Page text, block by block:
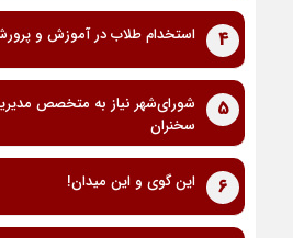
4 استخدام طلاب در آموزش و
5
شورای‌شهر نیاز به متخصص
سخنران
6 این گوی و این میدان!